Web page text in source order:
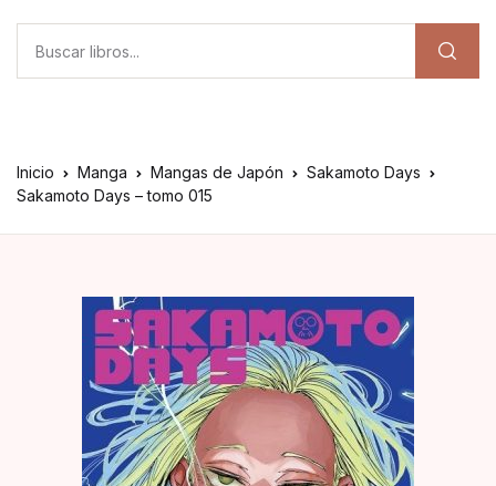
Inicio Manga Mangas de Japón
Sakamoto Days
Sakamoto Days – tomo 015